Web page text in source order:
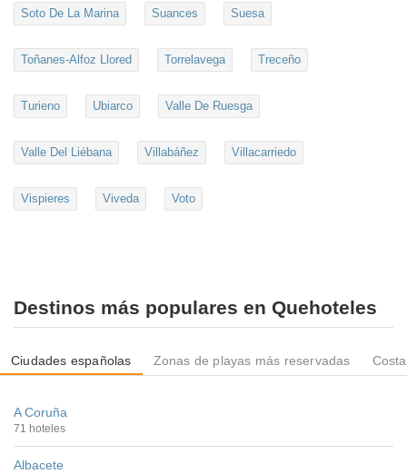
Soto De La Marina Suances Suesa
Toñanes-Alfoz Llored Torrelavega Treceño
Turieno Ubiarco Valle De Ruesga
Valle Del Liébana Villabáñez Villacarriedo
Vispieres Viveda Voto
Destinos más populares en Quehoteles
Ciudades españolas Zonas de playas más reservadas
A Coruña
71 hoteles
Albacete